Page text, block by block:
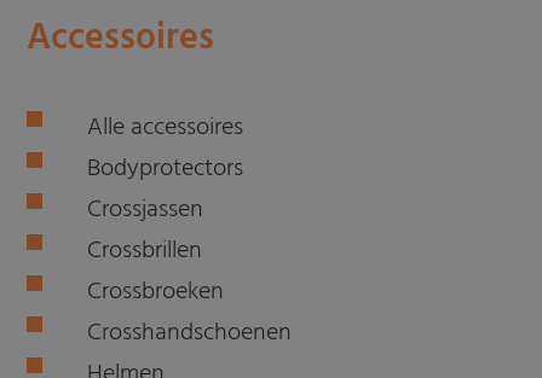
Accessoires
Alle accessoires
Bodyprotectors
Crossjassen
Crossbrillen
Crossbroeken
Crosshandschoenen